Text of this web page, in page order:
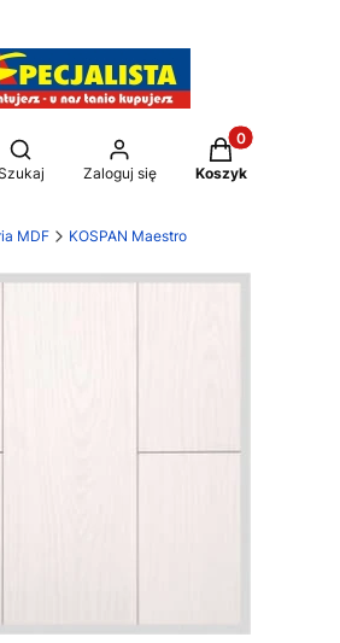
Otwórz wyszukiwarkę
Zaloguj się
Produkty w
Koszyk
MDF KOSPAN Maestro